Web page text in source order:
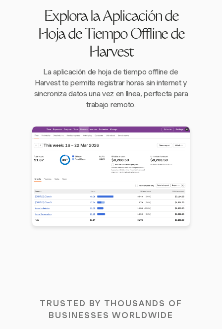
Explora la Aplicación de
Hoja de Tiempo Offline de
Harvest
La aplicación de hoja de tiempo offline de
Harvest te permite registrar horas sin internet y
sincroniza datos una vez en línea, perfecta para
trabajo remoto.
TRUSTED BY THOUSANDS OF
BUSINESSES WORLDWIDE